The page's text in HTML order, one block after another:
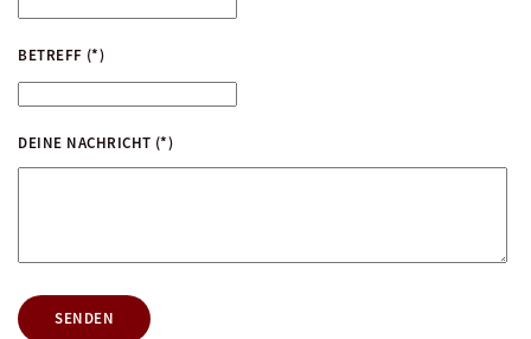
BETREFF (*)
DEINE NACHRICHT (*)
SENDEN